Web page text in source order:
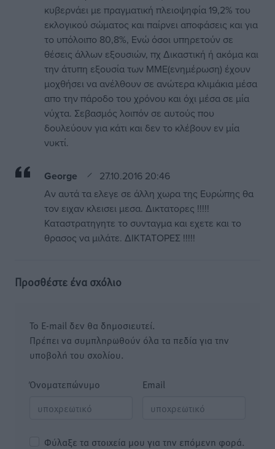
κυβερνάει με πραγματική πλειοψηφία 19,2% του
εκλογικού σώματος και παίρνει αποφάσεις και για
το υπόλοιπο 80,8%, Ενώ όσοι υπηρετούν σε
θέσεις άλλων εξουσιών, πχ Δικαστική ή ακόμα και
την άτυπη εξουσία των ΜΜΕ(ενημέρωση) έχουν
μοχθήσει να ανέλθουν σε ανώτερα κλιμάκια μέσα
απο την πάροδο του χρόνου και όχι μέσα σε μία
νύχτα. Σεβασμός λοιπόν σε αυτούς που
δουλεύουν για κάτι και δεν το κλέβουν εν μία
νυκτί.
George
27.10.2016 20:46
Αν αυτά τα ελεγε σε άλλη χωρα της Ευρώπης θα
τον ειχαν κλεισει μεσα. Δικτατορες !!!!!
Καταστρατηγητε το συνταγμα και εχετε και το
θρασος να μιλάτε. ΔΙΚΤΑΤΟΡΕΣ !!!!!
Προσθέστε ένα σχόλιο
Το E-mail δεν θα δημοσιευτεί.
Πρέπει να συμπληρωθούν όλα τα πεδία για την
υποβολή του σχολίου.
Όνοματεπώνυμο Email
Φύλαξε τα στοιχεία μου για την επόμενη φορά.